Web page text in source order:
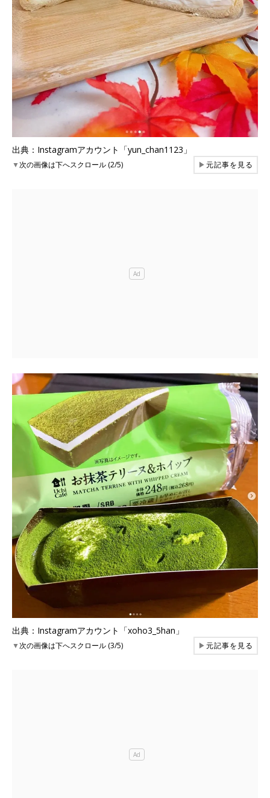
出典：Instagramアカウント「yun_chan1123」
▼次の画像は下へスクロール (2/5) ▶元記事を見る
出典：Instagramアカウント「xoho3_5han」
▼次の画像は下へスクロール (3/5) ▶元記事を見る